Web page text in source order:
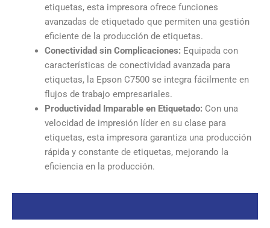
etiquetas, esta impresora ofrece funciones
avanzadas de etiquetado que permiten una gestión
eficiente de la producción de etiquetas.
Conectividad sin Complicaciones: Equipada con
características de conectividad avanzada para
etiquetas, la Epson C7500 se integra fácilmente en
flujos de trabajo empresariales.
Productividad Imparable en Etiquetado: Con una
velocidad de impresión líder en su clase para
etiquetas, esta impresora garantiza una producción
rápida y constante de etiquetas, mejorando la
eficiencia en la producción.